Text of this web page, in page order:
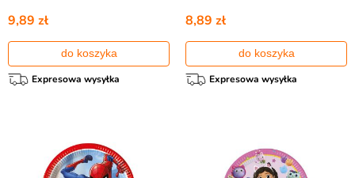
9,89 zł
do koszyka
Expresowa wysyłka
8,89 zł
do koszyka
Expresowa wysyłka